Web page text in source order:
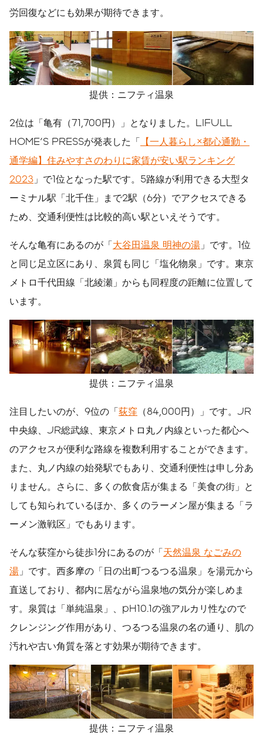
労回復などにも効果が期待できます。
提供：ニフティ温泉
2位は「亀有（71,700円）」となりました。LIFULL
HOME'S PRESSが発表した「 【一人暮らし×都心通勤・
通学編】住みやすさのわりに家賃が安い駅ランキング
2023 」で1位となった駅です。5路線が利用できる大型タ
ーミナル駅「北千住」まで2駅（6分）でアクセスできる
ため、交通利便性は比較的高い駅といえそうです。
そんな亀有にあるのが「大谷田温泉 明神の湯 」です。1位
と同じ足立区にあり、泉質も同じ「塩化物泉」です。東京
メトロ千代田線「北綾瀬」からも同程度の距離に位置して
います。
提供：ニフティ温泉
注目したいのが、9位の「荻窪 （84,000円）」です。JR
中央線、JR総武線、東京メトロ丸ノ内線といった都心へ
のアクセスが便利な路線を複数利用することができます。
また、丸ノ内線の始発駅でもあり、交通利便性は申し分あ
りません。さらに、多くの飲食店が集まる「美食の街」と
しても知られているほか、多くのラーメン屋が集まる「ラ
ーメン激戦区」でもあります。
そんな荻窪から徒歩1分にあるのが「天然温泉 なごみの
湯 」です。西多摩の「日の出町つるつる温泉」を湯元から
直送しており、都内に居ながら温泉地の気分が楽しめま
す。泉質は「単純温泉」、pH10.1の強アルカリ性なので
クレンジング作用があり、つるつる温泉の名の通り、肌の
汚れや古い角質を落とす効果が期待できます。
提供：ニフティ温泉